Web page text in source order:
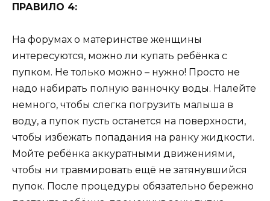
ПРАВИЛО 4:
На форумах о материнстве женщины
интересуются, можно ли купать ребёнка с
пупком. Не только можно – нужно! Просто не
надо набирать полную ванночку воды. Налейте
немного, чтобы слегка погрузить малыша в
воду, а пупок пусть останется на поверхности,
чтобы избежать попадания на ранку жидкости.
Мойте ребёнка аккуратными движениями,
чтобы ни травмировать ещё не затянувшийся
пупок. После процедуры обязательно бережно